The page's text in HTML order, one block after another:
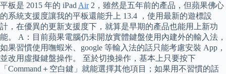
平板是 2015 年的 iPad Air2，雖然是五年前的產品，但蘋果佛心
的系統支援度讓我的平板還能升上 13.4 ，使用最新的遊標設
計，在優異的更新支援度下，就算是早期的產品也能用上新功
能。 A：目前蘋果電腦仍未開放實體鍵盤使用內建外的輸入法，
如果習慣使用嘸蝦米、google 等輸入法的話只能考慮安裝 App，
並改用虛擬鍵盤操作。 至於切換操作，基本上只要按下
「Command＋空白鍵」就能選擇其他項目；如果用不習慣的話